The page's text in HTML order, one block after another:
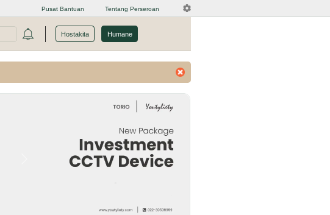
Pusat Bantuan Tentang Perseroan
Hostakita Humane